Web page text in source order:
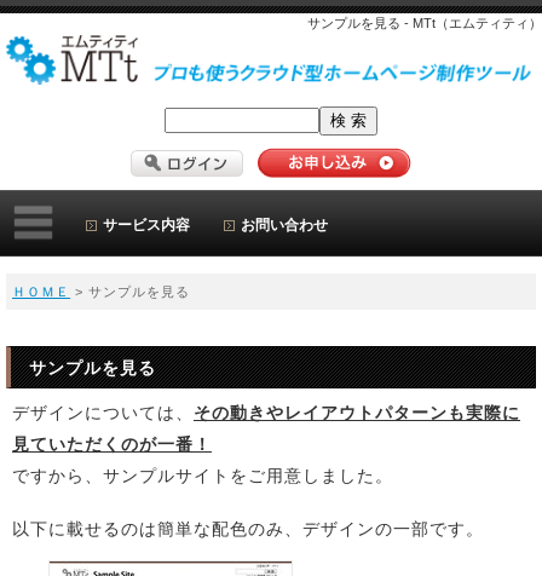
サンプルを見る - MTt（エムティティ）
サービス内容 お問い合わせ
ＨＯＭＥ > サンプルを見る
サンプルを見る
デザインについては、 その動きやレイアウトパターンも実際に
見ていただくのが一番！
ですから、サンプルサイトをご用意しました。
以下に載せるのは簡単な配色のみ、デザインの一部です。